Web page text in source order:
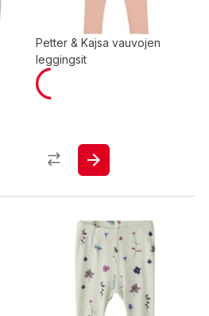
Petter & Kajsa vauvojen
leggingsit